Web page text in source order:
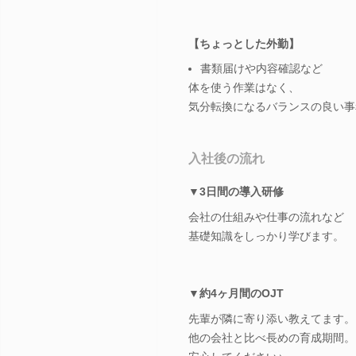
【ちょっとした外勤】
書類届けや内容確認など
体を使う作業はなく、
気分転換になるバランスの良い
入社後の流れ
▼3日間の導入研修
会社の仕組みや仕事の流れなど
基礎知識をしっかり学びます。
▼約4ヶ月間のOJT
先輩が隣に寄り添い教えてます。
他の会社と比べ長めの育成期間。